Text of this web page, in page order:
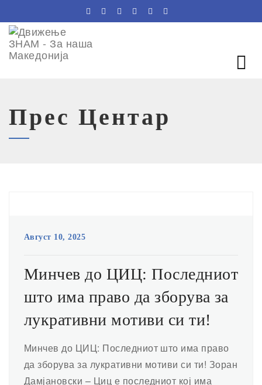
Прес Центар
Август 10, 2025
Минчев до ЦИЦ: Последниот
што има право да зборува за
лукративни мотиви си ти!
Минчев до ЦИЦ: Последниот што има право
да зборува за лукративни мотиви си ти! Зоран
Дамјановски – Циц е последниот кој има